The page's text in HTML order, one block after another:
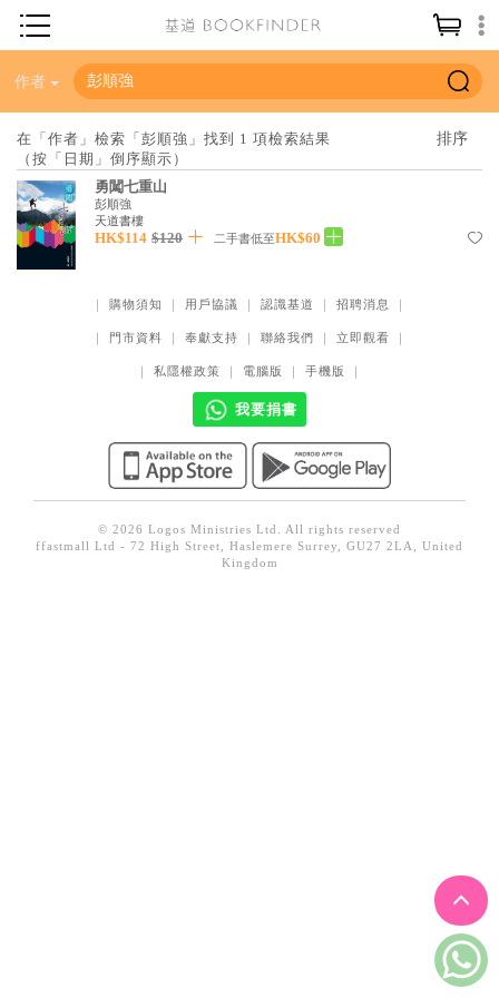
神學／教義
聖經
信仰入門
教會歷史
教會事工
社會／倫理
哲學／宗教比較
見證／傳記
作者
在「作者」檢索「彭順強」找到 1 項檢索結果
（按「日期」倒序顯示）
勇闖七重山
彭順強
天道書樓
HK$114 $120 二手書低至HK$60
｜ 購物須知 ｜ 用戶協議 ｜ 認識基道 ｜ 招聘消息 ｜
｜ 門市資料 ｜ 奉獻支持 ｜ 聯絡我們 ｜ 立即觀看 ｜
｜ 私隱權政策 ｜ 電腦版 ｜ 手機版 ｜
我要捐書
© 2026 Logos Ministries Ltd. All rights reserved
ffastmall Ltd - 72 High Street, Haslemere Surrey, GU27 2LA, United
Kingdom